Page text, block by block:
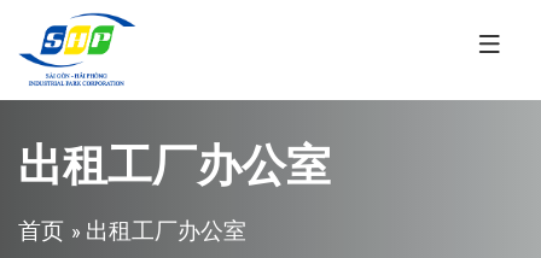
跳转到主要内容
出租工厂办公室
当前位置
首页 » 出租工厂办公室